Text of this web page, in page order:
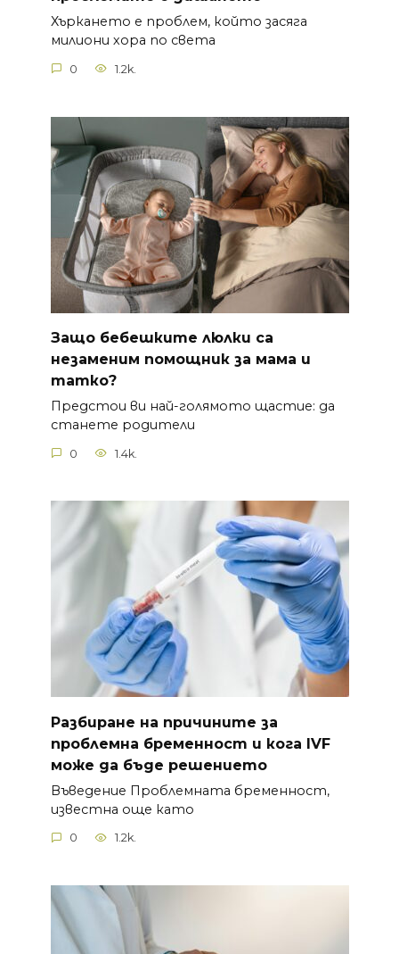
Хъркането е проблем, който засяга
милиони хора по света
0 1.2k.
Защо бебешките люлки са
незаменим помощник за мама и
татко?
Предстои ви най-голямото щастие: да
станете родители
0 1.4k.
Разбиране на причините за
проблемна бременност и кога IVF
може да бъде решението
Въведение Проблемната бременност,
известна още като
0 1.2k.